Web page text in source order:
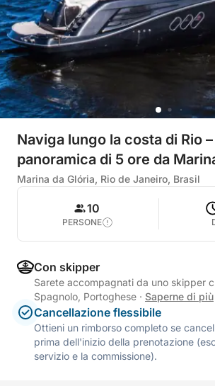
Naviga lungo la costa di Rio
panoramica di 5 ore da
Marina da Glória, Rio de Janeiro, Brasil
10
PERSONE
Con skipper
Sarete accompagnati da uno skipper
Spagnolo, Portoghese · Saperne di più
Cancellazione flessibile
Ottieni un rimborso completo se
prima dell'inizio della prenotazione
servizio e la commissione).